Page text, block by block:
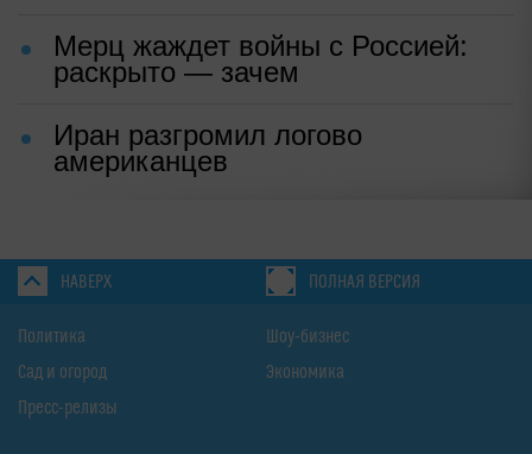
Мерц жаждет войны с Россией:
раскрыто — зачем
Иран разгромил логово
американцев
НАВЕРХ ПОЛНАЯ ВЕРСИЯ
Политика
Сад и огород
Пресс-релизы
Шоу-бизнес
Экономика